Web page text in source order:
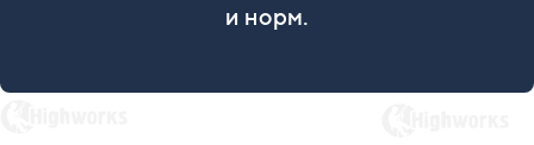
и норм.